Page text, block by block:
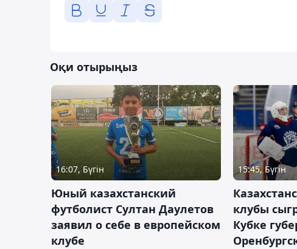
Оқи отырыңыз
16:07, Бүгін
Юный казахстанский
футболист Султан Даулетов
заявил о себе в европейском
клубе
15:45, Бүгін
клубы
Кубке